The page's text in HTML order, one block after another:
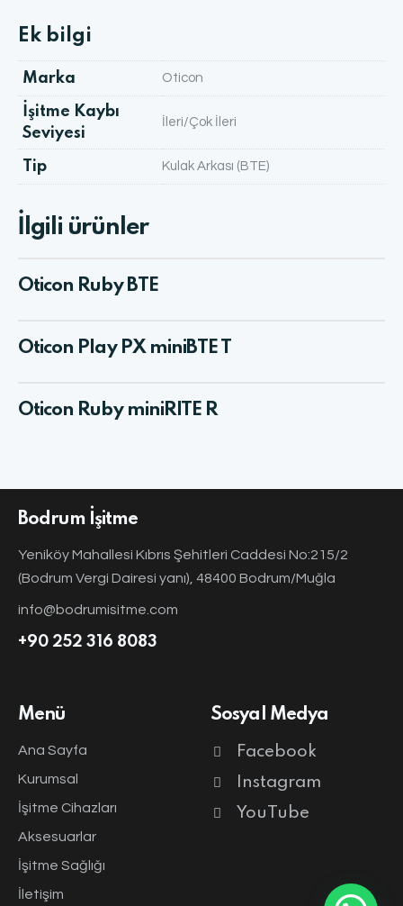
Ek bilgi
Marka Oticon
İşitme Kaybı
Seviyesi
İleri/Çok İleri
Tip Kulak Arkası (BTE)
İlgili ürünler
Oticon Ruby BTE
Oticon Play PX miniBTE T
Oticon Ruby miniRITE R
Bodrum İşitme
Yeniköy Mahallesi Kıbrıs Şehitleri Caddesi No:215/2
(Bodrum Vergi Dairesi yanı), 48400 Bodrum/Muğla
info@bodrumisitme.com
+90 252 316 8083
Menü
Ana Sayfa
Kurumsal
İşitme Cihazları
Aksesuarlar
İşitme Sağlığı
İletişim
Sosyal Medya
Facebook
Instagram
YouTube